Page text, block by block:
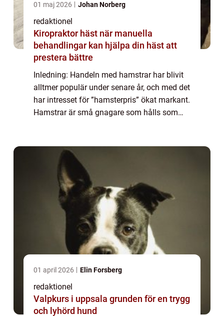
01 maj 2026 Johan Norberg
redaktionel
Kiropraktor häst när manuella
behandlingar kan hjälpa din häst att
prestera bättre
Inledning: Handeln med hamstrar har blivit
alltmer populär under senare år, och med det
har intresset för ”hamsterpris” ökat markant.
Hamstrar är små gnagare som hålls som
01 april 2026 Elin Forsberg
redaktionel
Valpkurs i uppsala grunden för en trygg
och lyhörd hund